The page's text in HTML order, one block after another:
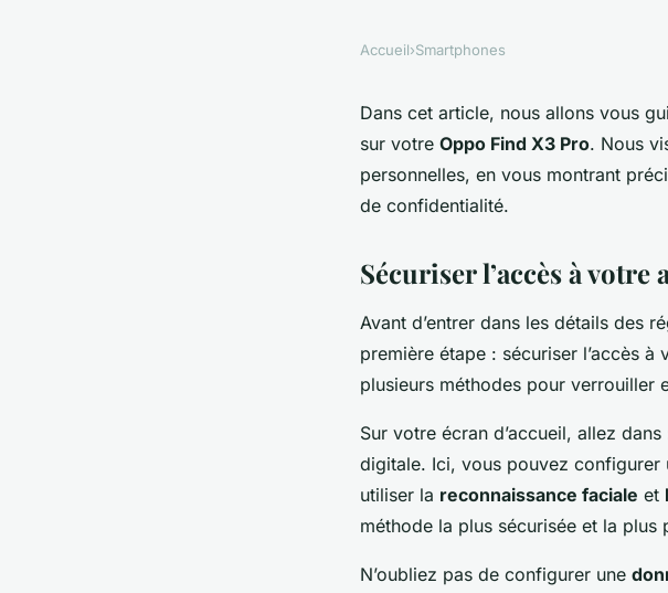
Accueil›Smartphones
Dans cet article, nous allons vous
sur votre Oppo Find X3 Pro. Nous
personnelles, en vous montrant
de confidentialité.
Sécuriser l’accès à votre
Avant d’entrer dans les détails des
première étape : sécuriser l’accès à
plusieurs méthodes pour verrouiller
Sur votre écran d’accueil, allez
digitale. Ici, vous pouvez configurer
utiliser la reconnaissance faciale et
méthode la plus sécurisée et la plus
N’oubliez pas de configurer une